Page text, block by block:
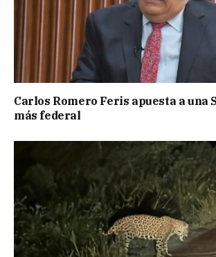
Carlos Romero Feris apuesta a una
más federal